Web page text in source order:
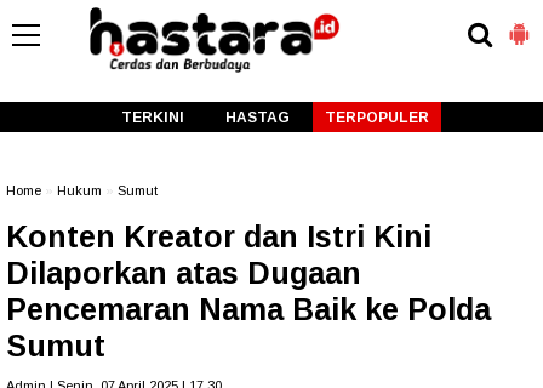
TERKINI HASTAG TERPOPULER
Home Hukum Sumut
Konten Kreator dan Istri Kini
Dilaporkan atas Dugaan
Pencemaran Nama Baik ke Polda
Sumut